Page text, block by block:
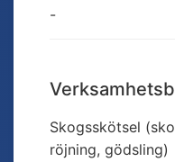
-
Skogsskötsel
röjning, gödsling)